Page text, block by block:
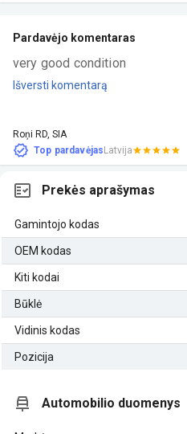
Pardavėjo komentaras
very good condition
Išversti komentarą
Roņi RD, SIA
Top pardavėjasLatvija
Prekės aprašymas
Gamintojo kodas
OEM kodas
Kiti kodai
Būklė
Vidinis kodas
Pozicija
Automobilio duomenys